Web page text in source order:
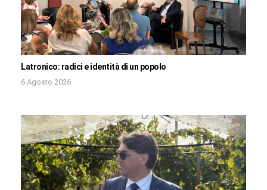
Latronico: radici e identità di un popolo
6 Agosto 2026